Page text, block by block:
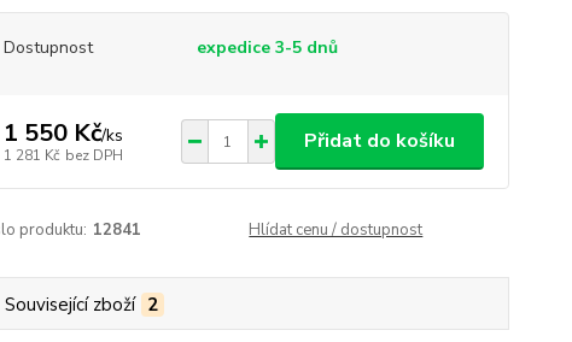
Dostupnost expedice 3-5 dnů
1 550 Kč/ks
1 281 Kč bez DPH
Přidat do košíku
produktu: 12841 Hlídat cenu / dostupnost
Související zboží 2